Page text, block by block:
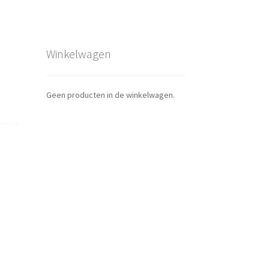
Winkelwagen
Geen producten in de winkelwagen.